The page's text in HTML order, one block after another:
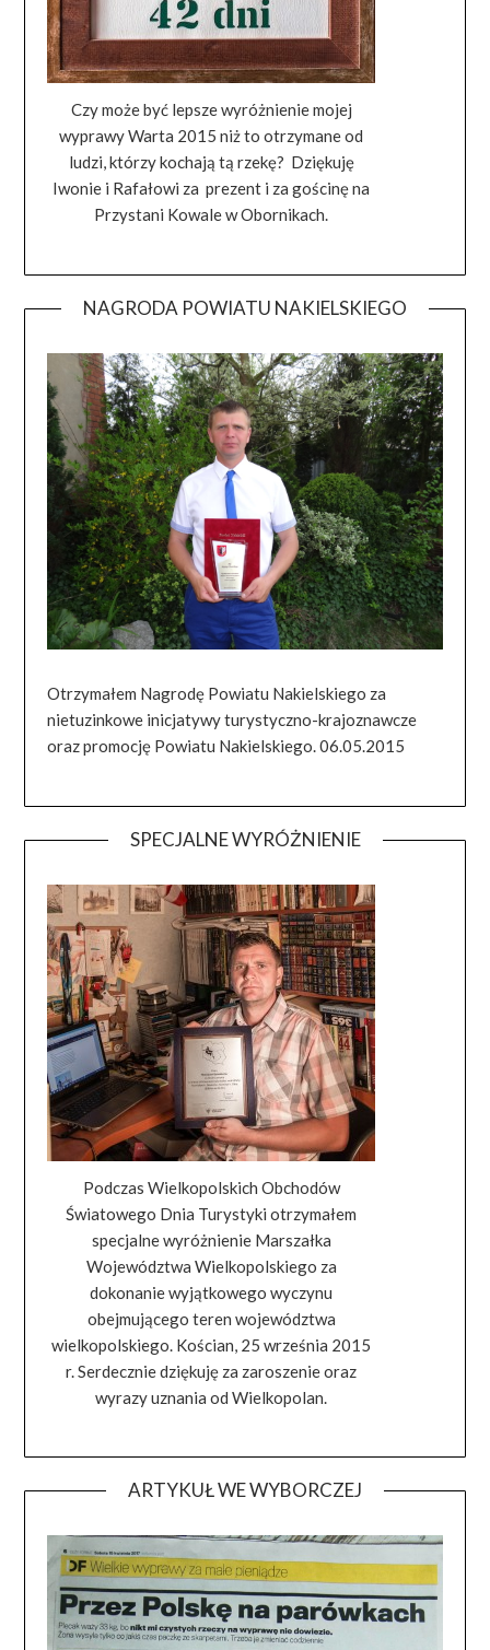
Czy może być lepsze wyróżnienie mojej
wyprawy Warta 2015 niż to otrzymane od
ludzi, którzy kochają tą rzekę? Dziękuję
Iwonie i Rafałowi za prezent i za gościnę na
Przystani Kowale w Obornikach.
NAGRODA POWIATU NAKIELSKIEGO
Otrzymałem Nagrodę Powiatu Nakielskiego za
nietuzinkowe inicjatywy turystyczno-krajoznawcze
oraz promocję Powiatu Nakielskiego. 06.05.2015
SPECJALNE WYRÓŻNIENIE
Podczas Wielkopolskich Obchodów
Światowego Dnia Turystyki otrzymałem
specjalne wyróżnienie Marszałka
Województwa Wielkopolskiego za
dokonanie wyjątkowego wyczynu
obejmującego teren województwa
wielkopolskiego. Kościan, 25 września 2015
r. Serdecznie dziękuję za zaroszenie oraz
wyrazy uznania od Wielkopolan.
ARTYKUŁ WE WYBORCZEJ